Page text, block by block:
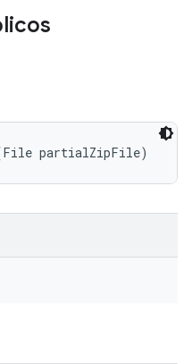
partialZipFile)